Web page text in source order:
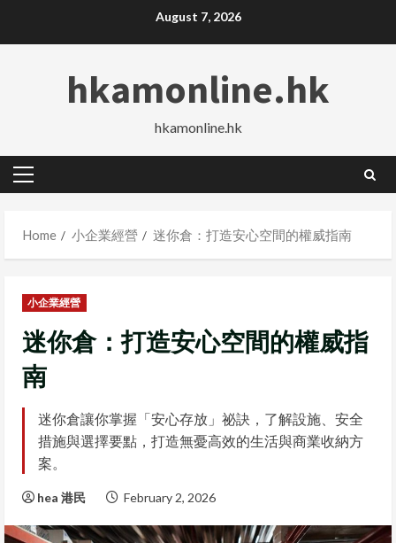
August 7, 2026
hkamonline.hk
hkamonline.hk
Primary
Home
小企業經營 迷你倉：打造安心空間的權威指南
小企業經營
迷你倉：打造安心空間的權威指
南
迷你倉讓你掌握「安心存放」祕訣，了解設施、安全
措施與選擇要點，打造無憂高效的生活與商業收納方
案。
hea 港民 February 2, 2026